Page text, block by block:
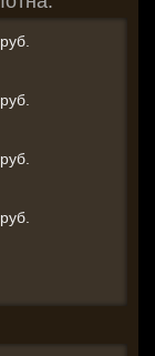
руб.
руб.
руб.
руб.